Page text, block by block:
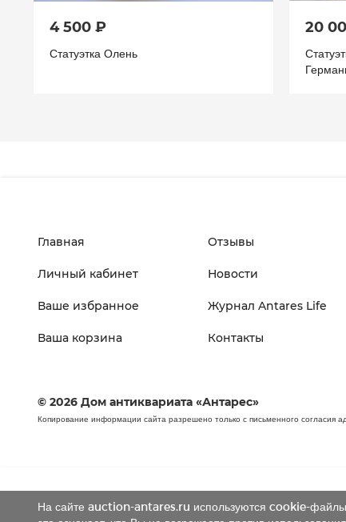
4 500 ₽
Статуэтка Олень
20
На сайте auction-antares.ru используются cookie-файлы
Главная
Личный кабинет
Ваше избранное
Ваша корзина
Отзывы
Новости
Журнал Antares Life
Контакты
© 2026 Дом антиквариата «Антарес»
Копирование информации сайта разрешено только с письменного согласия